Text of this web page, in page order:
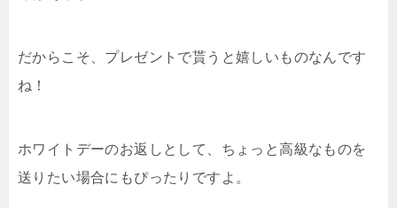
だからこそ、プレゼントで貰うと嬉しいものなんです
ね！
ホワイトデーのお返しとして、ちょっと高級なものを
送りたい場合にもぴったりですよ。